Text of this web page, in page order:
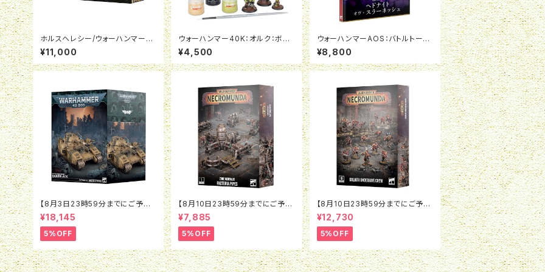
ホルスヘレシー/ウォーハンマー4
0K:レギオ・カストーデス：カストー
ディアン・ドレッドノート
¥11,000
ウォーハンマー40K：オルク：ボゥ
イ＆ペイント
¥4,500
ウォーハンマーAOS：バトルトー
ム：ヘドナイト・オヴ・スラーネッシ
ュ
¥8,800
【8月3日23時59分までにご予約
で5％OFF】ウォーハンマー40K：
アストラ・ミリタルム：ベインブレイ
ド
¥18,145
5%OFF
【8月10日23時59分までにご予約
で5％OFF】ネクロムンダ： ゾー
ン・モータリス：ファクトリア・パイ
プ
¥7,885
5%OFF
【8月10日23時59分までにご予約
で5％OFF】ネクロムンダ：ゴライ
アス アンダーハイヴ・クルー
¥12,730
5%OFF